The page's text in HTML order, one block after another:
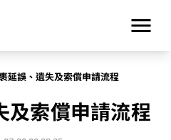
延誤、遺失及索償申請流程
及索償申請流程